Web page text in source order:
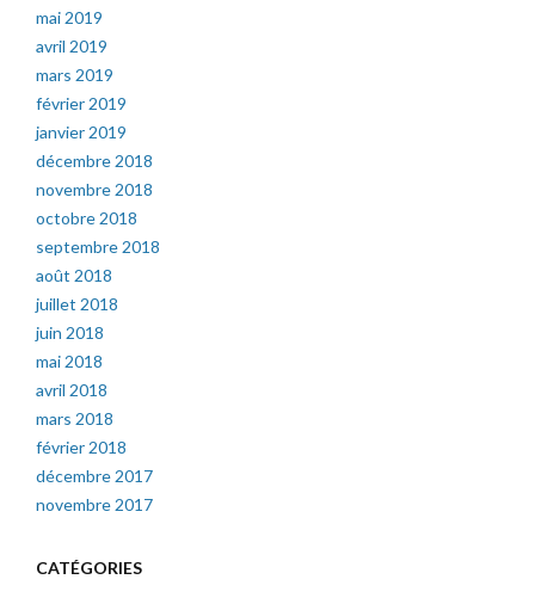
mai 2019
avril 2019
mars 2019
février 2019
janvier 2019
décembre 2018
novembre 2018
octobre 2018
septembre 2018
août 2018
juillet 2018
juin 2018
mai 2018
avril 2018
mars 2018
février 2018
décembre 2017
novembre 2017
CATÉGORIES